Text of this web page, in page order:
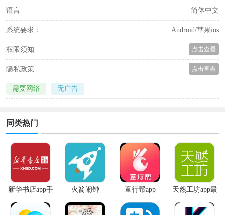
语言 简体中文
系统要求： Android/苹果ios
权限须知 点击查看
隐私政策 点击查看
需要网络 无广告
同类热门
新华书店app手
火箭闹钟 童行帮app
天然工坊app最